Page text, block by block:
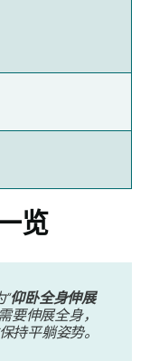
览
“仰卧全身伸展
要伸展全身，
持平躺姿势。